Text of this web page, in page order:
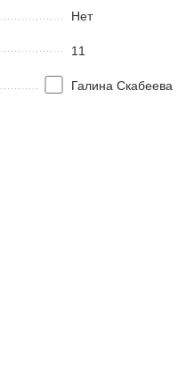
Нет
11
Галина Скабеева